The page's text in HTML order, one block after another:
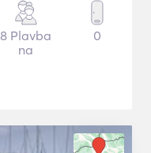
8 Plavba
na
0